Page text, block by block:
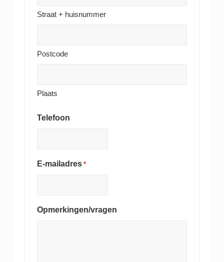
Straat + huisnummer
Postcode
Plaats
Telefoon
E-mailadres *
Opmerkingen/vragen